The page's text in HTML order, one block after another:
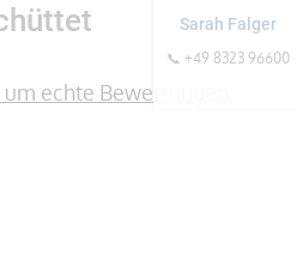
echte Bewertungen
Sarah Falger
📞 +49 8323 96600